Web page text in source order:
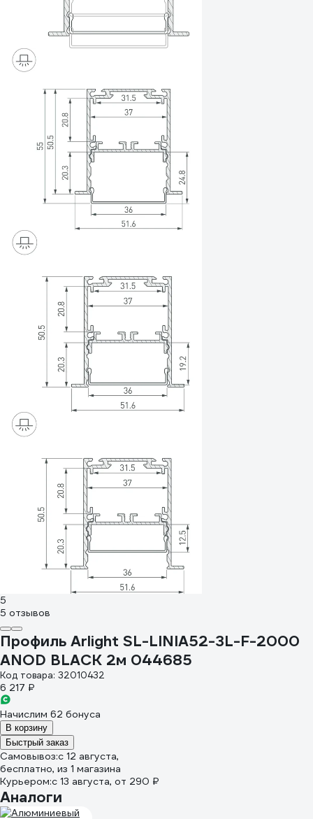
5
5 отзывов
Профиль Arlight SL-LINIA52-3L-F-2000
ANOD BLACK 2м 044685
Код товара: 32010432
6 217 ₽
Начислим 62 бонуса
В корзину
Быстрый заказ
Самовывоз:c 12 августа,
бесплатно, из 1 магазина
Курьером:c 13 августа, от 290 ₽
Аналоги